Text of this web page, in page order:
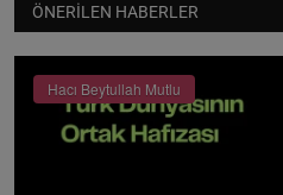
ÖNERILEN HABERLER
Hacı Beytullah Mutlu